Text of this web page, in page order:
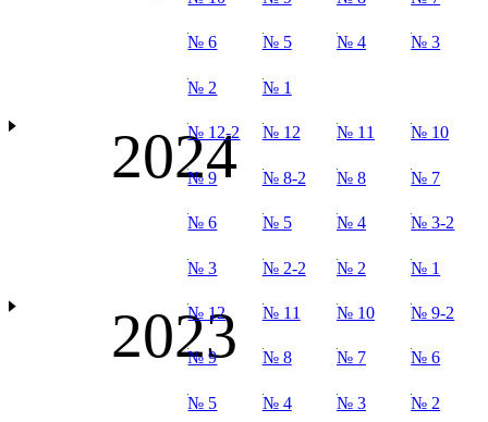
№ 6 № 5 № 4 № 3
№ 2 № 1
2024
№ 12-2 № 12 № 11 № 10
№ 9 № 8-2 № 8 № 7
№ 6 № 5 № 4 № 3-2
№ 3 № 2-2 № 2 № 1
2023
№ 12 № 11 № 10 № 9-2
№ 9 № 8 № 7 № 6
№ 5 № 4 № 3 № 2